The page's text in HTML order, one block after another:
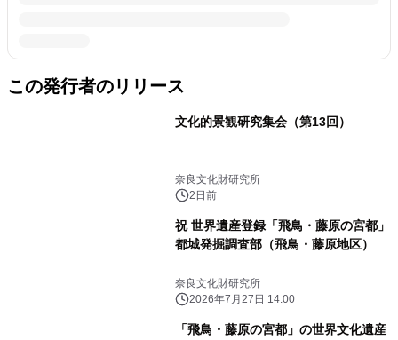
この発行者のリリース
文化的景観研究集会（第13回）
奈良文化財研究所
2日前
祝 世界遺産登録「飛鳥・藤原の宮都」
都城発掘調査部（飛鳥・藤原地区）
奈良文化財研究所
2026年7月27日 14:00
「飛鳥・藤原の宮都」の世界文化遺産